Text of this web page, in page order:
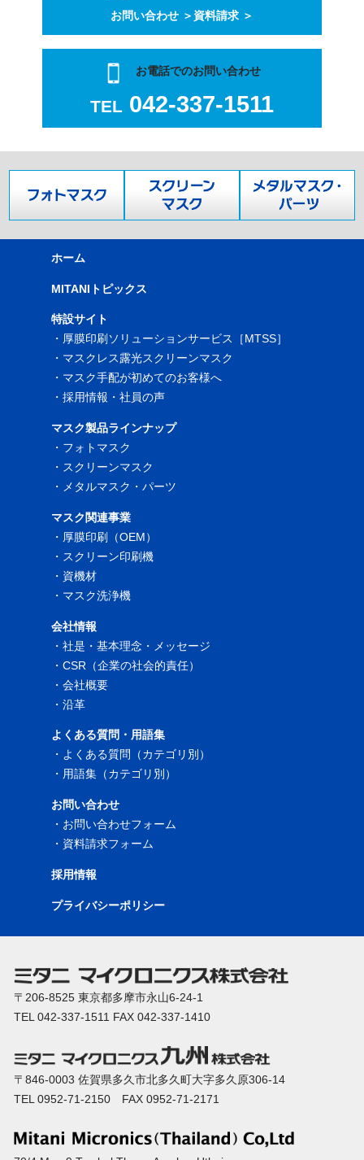
お問い合わせ ＞ 資料請求 ＞
お電話でのお問い合わせ
TEL 042-337-1511
ホーム
MITANIトピックス
特設サイト
・ 厚膜印刷ソリューションサービス［MTSS］
・ マスクレス露光スクリーンマスク
・ マスク手配が初めてのお客様へ
・採用情報・社員の声
マスク製品ラインナップ
・ フォトマスク
・ スクリーンマスク
・ メタルマスク・パーツ
マスク関連事業
・ 厚膜印刷（OEM）
・ スクリーン印刷機
・ 資機材
・ マスク洗浄機
会社情報
・社是・基本理念・メッセージ
・CSR（企業の社会的責任）
・会社概要
・沿革
よくある質問・用語集
・ よくある質問（カテゴリ別）
・ 用語集（カテゴリ別）
お問い合わせ
・ お問い合わせフォーム
・ 資料請求フォーム
採用情報
プライバシーポリシー
〒206-8525 東京都多摩市永山6-24-1
TEL 042-337-1511 FAX 042-337-1410
〒846-0003 佐賀県多久市北多久町大字多久原306-14
TEL 0952-71-2150 FAX 0952-71-2171